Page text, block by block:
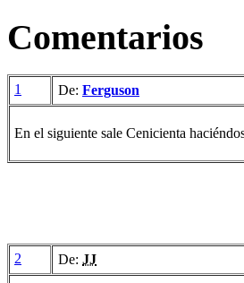
Comentarios
1 De: Ferguson
En el siguiente sale Cenicienta
2 De: JJ